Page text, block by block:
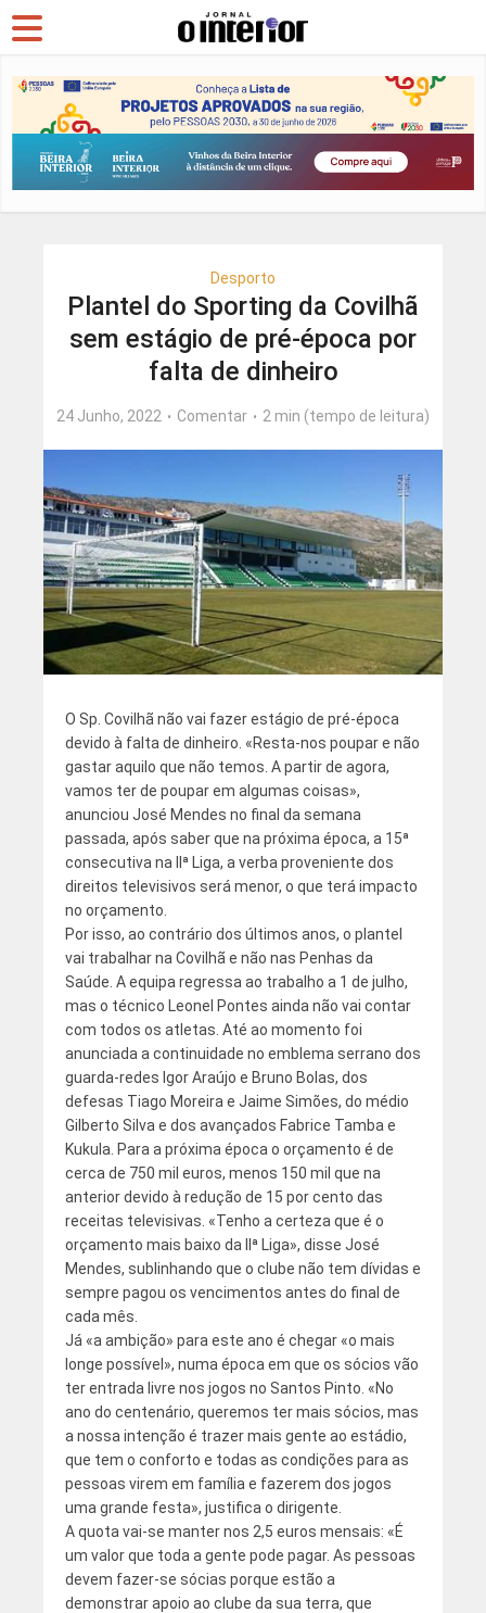
Desporto
Plantel do Sporting da Covilhã
sem estágio de pré-época por
falta de dinheiro
24 Junho, 2022 Comentar 2 min (tempo de leitura)
O Sp. Covilhã não vai fazer estágio de pré-época
devido à falta de dinheiro. «Resta-nos poupar e não
gastar aquilo que não temos. A partir de agora,
vamos ter de poupar em algumas coisas»,
anunciou José Mendes no final da semana
passada, após saber que na próxima época, a 15ª
consecutiva na IIª Liga, a verba proveniente dos
direitos televisivos será menor, o que terá impacto
no orçamento.
Por isso, ao contrário dos últimos anos, o plantel
vai trabalhar na Covilhã e não nas Penhas da
Saúde. A equipa regressa ao trabalho a 1 de julho,
mas o técnico Leonel Pontes ainda não vai contar
com todos os atletas. Até ao momento foi
anunciada a continuidade no emblema serrano dos
guarda-redes Igor Araújo e Bruno Bolas, dos
defesas Tiago Moreira e Jaime Simões, do médio
Gilberto Silva e dos avançados Fabrice Tamba e
Kukula. Para a próxima época o orçamento é de
cerca de 750 mil euros, menos 150 mil que na
anterior devido à redução de 15 por cento das
receitas televisivas. «Tenho a certeza que é o
orçamento mais baixo da IIª Liga», disse José
Mendes, sublinhando que o clube não tem dívidas e
sempre pagou os vencimentos antes do final de
cada mês.
Já «a ambição» para este ano é chegar «o mais
longe possível», numa época em que os sócios vão
ter entrada livre nos jogos no Santos Pinto. «No
ano do centenário, queremos ter mais sócios, mas
a nossa intenção é trazer mais gente ao estádio,
que tem o conforto e todas as condições para as
pessoas virem em família e fazerem dos jogos
uma grande festa», justifica o dirigente.
A quota vai-se manter nos 2,5 euros mensais: «É
um valor que toda a gente pode pagar. As pessoas
devem fazer-se sócias porque estão a
demonstrar apoio ao clube da sua terra, que